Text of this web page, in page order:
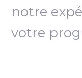
notre
votre